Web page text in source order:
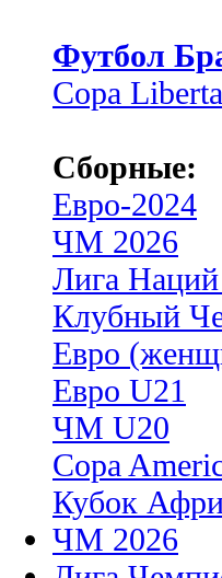
Футбол
Copa
Сборные:
Евро-2024
ЧМ 2026
Лига
Клубный
Евро
Евро U21
ЧМ U20
Copa
Кубок
ЧМ 2026